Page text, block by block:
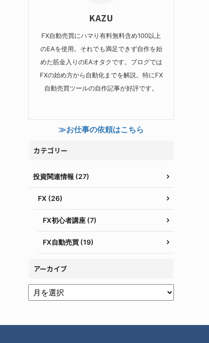
KAZU
FX自動売買にハマり有料無料含め100以上
のEAを使用。それでも満足できず自作を始
めた筋金入りのEAオタクです。ブログでは
FXの始め方から自動化までを解説。特にFX
自動売買ツールの自作記事が好評です。
≫お仕事の依頼はこちら
カテゴリー
投資関連情報 (27)
FX (26)
FX初心者講座 (7)
FX自動売買 (19)
アーカイブ